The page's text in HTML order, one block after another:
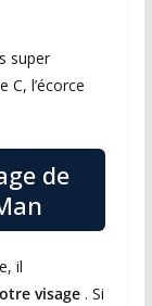
super
C, l’écorce
de
il
visage. Si